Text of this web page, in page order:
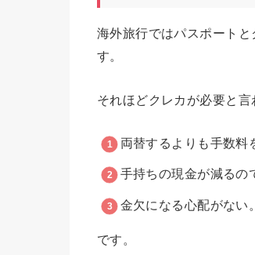
海外旅行ではパスポート
す。
それほどクレカが必要と言
両替するよりも手数料
手持ちの現金が減るの
金欠になる心配がない。
です。